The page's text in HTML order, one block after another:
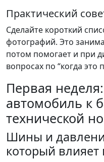
Практический
Сделайте короткий
фотографий. Это
потом помогает и при
вопросах по “когда это
Первая
автомобиль к
технической
Шины и
который влияет